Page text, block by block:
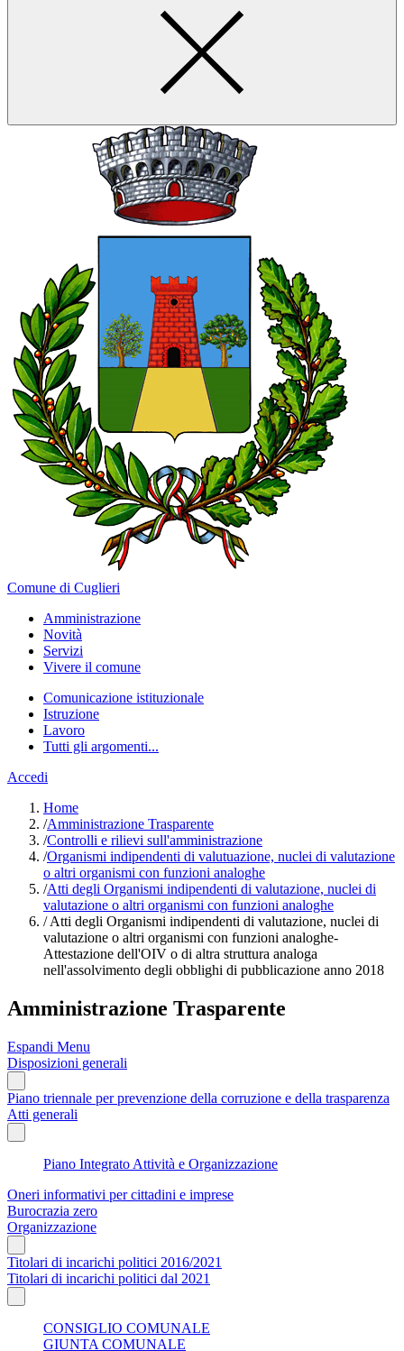
Comune di Cuglieri
Amministrazione
Novità
Servizi
Vivere il comune
Comunicazione istituzionale
Istruzione
Lavoro
Tutti gli argomenti...
Accedi
Home
/Amministrazione Trasparente
/Controlli e rilievi sull'amministrazione
/Organismi indipendenti di valutuazione, nuclei di valutazione
o altri organismi con funzioni analoghe
/Atti degli Organismi indipendenti di valutazione, nuclei di
valutazione o altri organismi con funzioni analoghe
/Atti degli Organismi indipendenti di valutazione, nuclei di
valutazione o altri organismi con funzioni analoghe-
Attestazione dell'OIV o di altra struttura analoga
nell'assolvimento degli obblighi di pubblicazione anno 2018
Amministrazione Trasparente
Espandi Menu
Disposizioni generali
Piano triennale per prevenzione della corruzione e della trasparenza
Atti generali
Piano Integrato Attività e Organizzazione
Oneri informativi per cittadini e imprese
Burocrazia zero
Organizzazione
Titolari di incarichi politici 2016/2021
Titolari di incarichi politici dal 2021
CONSIGLIO COMUNALE
GIUNTA COMUNALE